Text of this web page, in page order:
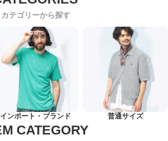
カテゴリーから探す
インポート・ブランド 普通サイズ